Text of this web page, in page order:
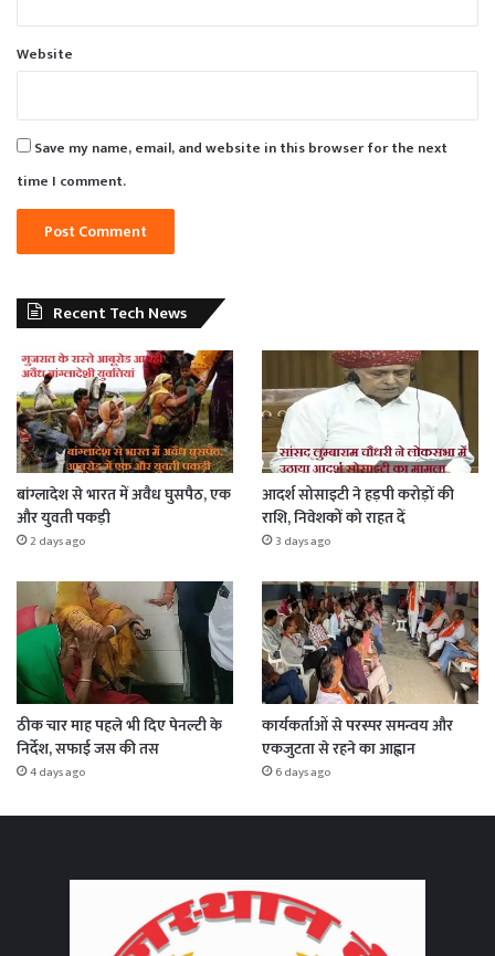
Website
Save my name, email, and website in this browser for the next
time I comment.
Recent Tech News
बांग्लादेश से भारत में अवैध घुसपैठ, एक
और युवती पकड़ी
2 days ago
आदर्श सोसाइटी ने हड़पी करोड़ों की
राशि, निवेशकों को राहत दें
3 days ago
ठीक चार माह पहले भी दिए पेनल्टी के
निर्देश, सफाई जस की तस
4 days ago
कार्यकर्ताओं से परस्पर समन्वय और
एकजुटता से रहने का आह्वान
6 days ago